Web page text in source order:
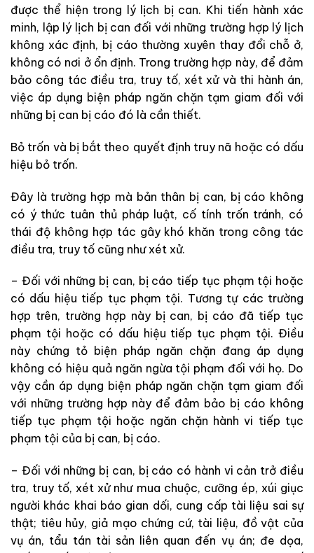
được thể hiện trong lý lịch bị can. Khi tiến hành xác
minh, lập lý lịch bị can đối với những trường hợp lý lịch
không xác định, bị cáo thường xuyên thay đổi chỗ ở,
không có nơi ở ổn định. Trong trường hợp này, để đảm
bảo công tác điều tra, truy tố, xét xử và thi hành án,
việc áp dụng biện pháp ngăn chặn tạm giam đối với
những bị can bị cáo đó là cần thiết.
Bỏ trốn và bị bắt theo quyết định truy nã hoặc có dấu
hiệu bỏ trốn.
Đây là trường hợp mà bản thân bị can, bị cáo không
có ý thức tuân thủ pháp luật, cố tính trốn tránh, có
thái độ không hợp tác gây khó khăn trong công tác
điều tra, truy tố cũng như xét xử.
– Đối với những bị can, bị cáo tiếp tục phạm tội hoặc
có dấu hiệu tiếp tục phạm tội. Tương tự các trường
hợp trên, trường hợp này bị can, bị cáo đã tiếp tục
phạm tội hoặc có dấu hiệu tiếp tục phạm tội. Điều
này chứng tỏ biện pháp ngăn chặn đang áp dụng
không có hiệu quả ngăn ngừa tội phạm đối với họ. Do
vậy cần áp dụng biện pháp ngăn chặn tạm giam đối
với những trường hợp này để đảm bảo bị cáo không
tiếp tục phạm tội hoặc ngăn chặn hành vi tiếp tục
phạm tội của bị can, bị cáo.
– Đối với những bị can, bị cáo có hành vi cản trở điều
tra, truy tố, xét xử như mua chuộc, cưỡng ép, xúi giục
người khác khai báo gian dối, cung cấp tài liệu sai sự
thật; tiêu hủy, giả mạo chứng cứ, tài liệu, đồ vật của
vụ án, tẩu tán tài sản liên quan đến vụ án; đe dọa,